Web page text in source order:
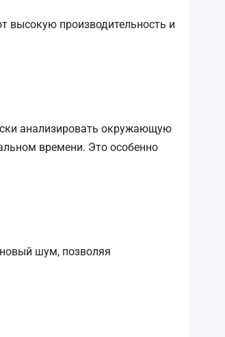
высокую производительность и
анализировать окружающую
времени. Это особенно
шум, позволяя